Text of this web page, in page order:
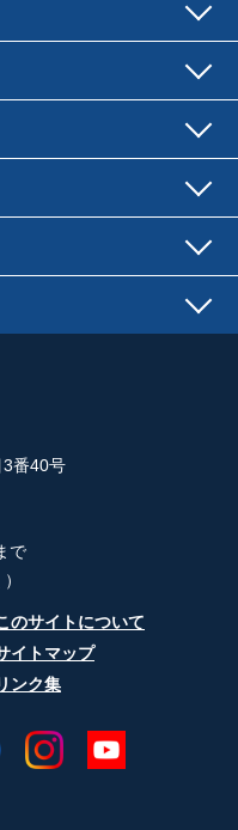
番40号
で
のサイトについて
イトマップ
ンク集